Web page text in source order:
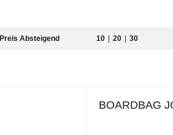
Preis Absteigend 10 20 30
BOARDBAG